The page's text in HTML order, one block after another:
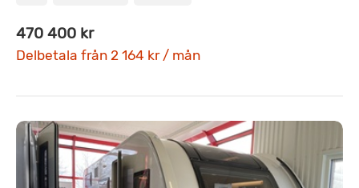
470 400 kr
Delbetala från 2 164 kr / mån